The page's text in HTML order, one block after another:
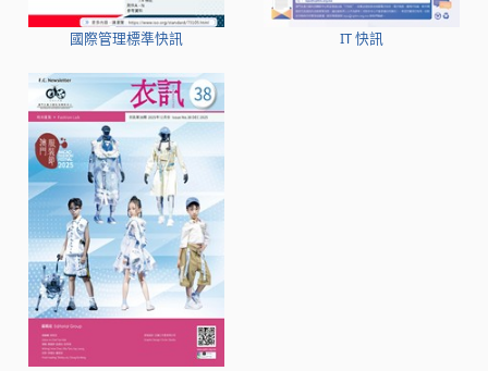
國際管理標準快訊 IT 快訊